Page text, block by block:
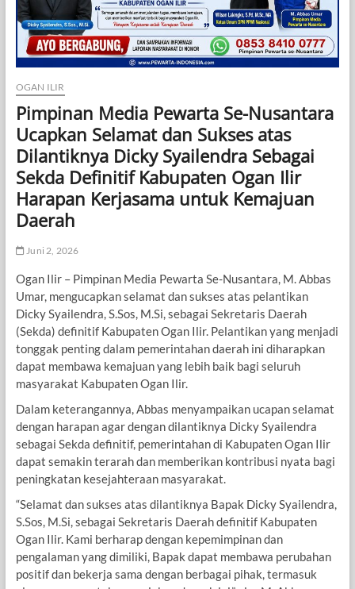
OGAN ILIR
Pimpinan Media Pewarta Se-Nusantara
Ucapkan Selamat dan Sukses atas
Dilantiknya Dicky Syailendra Sebagai
Sekda Definitif Kabupaten Ogan Ilir
Harapan Kerjasama untuk Kemajuan
Daerah
Juni 2, 2026
Ogan Ilir – Pimpinan Media Pewarta Se-Nusantara, M. Abbas
Umar, mengucapkan selamat dan sukses atas pelantikan
Dicky Syailendra, S.Sos, M.Si, sebagai Sekretaris Daerah
(Sekda) definitif Kabupaten Ogan Ilir. Pelantikan yang menjadi
tonggak penting dalam pemerintahan daerah ini diharapkan
dapat membawa kemajuan yang lebih baik bagi seluruh
masyarakat Kabupaten Ogan Ilir.
Dalam keterangannya, Abbas menyampaikan ucapan selamat
dengan harapan agar dengan dilantiknya Dicky Syailendra
sebagai Sekda definitif, pemerintahan di Kabupaten Ogan Ilir
dapat semakin terarah dan memberikan kontribusi nyata bagi
peningkatan kesejahteraan masyarakat.
“Selamat dan sukses atas dilantiknya Bapak Dicky Syailendra,
S.Sos, M.Si, sebagai Sekretaris Daerah definitif Kabupaten
Ogan Ilir. Kami berharap dengan kepemimpinan dan
pengalaman yang dimiliki, Bapak dapat membawa perubahan
positif dan bekerja sama dengan berbagai pihak, termasuk